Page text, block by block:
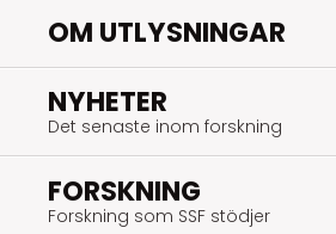
OM UTLYSNINGAR
NYHETER
Det senaste inom forskning
FORSKNING
Forskning som SSF stödjer